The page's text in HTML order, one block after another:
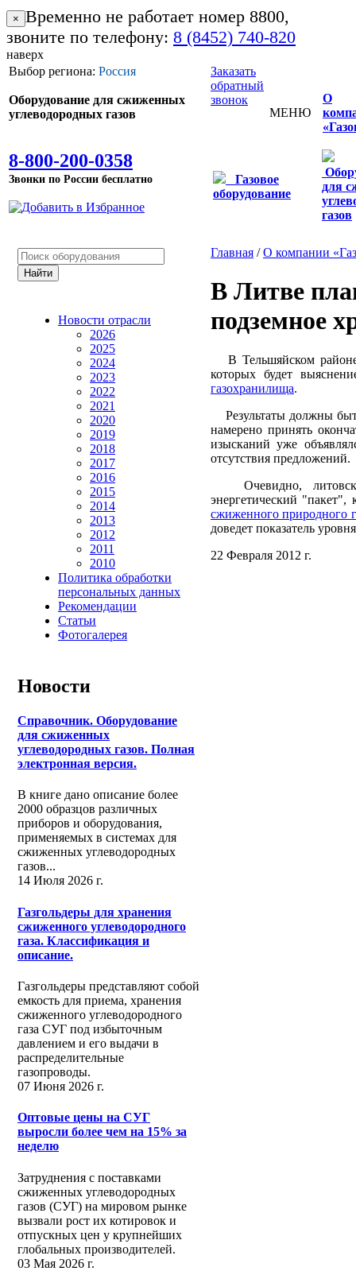
× Временно не работает номер 8800,
звоните по телефону: 8 (8452) 740-820
наверх
Выбор региона: Россия
Оборудование для сжиженных
углеводородных газов
8-800-200-0358
Звонки по России бесплатно
Заказать
обратный
звонок
МЕНЮ
О
Газовое
оборудование
для
газов
Новости отрасли
2026
2025
2024
2023
2022
2021
2020
2019
2018
2017
2016
2015
2014
2013
2012
2011
2010
Политика обработки
персональных данных
Рекомендации
Статьи
Фотогалерея
Новости
Справочник. Оборудование
для сжиженных
углеводородных газов. Полная
электронная версия.
В книге дано описание более
2000 образцов различных
приборов и оборудования,
применяемых в системах для
сжиженных углеводородных
газов...
14 Июля 2026 г.
Газгольдеры для хранения
сжиженного углеводородного
газа. Классификация и
описание.
Газгольдеры представляют собой
емкость для приема, хранения
сжиженного углеводородного
газа СУГ под избыточным
давлением и его выдачи в
распределительные
газопроводы.
07 Июня 2026 г.
Оптовые цены на СУГ
выросли более чем на 15% за
неделю
Затруднения с поставками
сжиженных углеводородных
газов (СУГ) на мировом рынке
вызвали рост их котировок и
отпускных цен у крупнейших
глобальных производителей.
03 Мая 2026 г.
Главная /О компании
В Литве
подземное
В Тельшяйском районе
которых будет
газохранилища.
Результаты должны
намерено принять
изысканий уже
отсутствия предложений.
Очевидно, литовское
энергетический
сжиженного природного
доведет показатель
22 Февраля 2012 г.